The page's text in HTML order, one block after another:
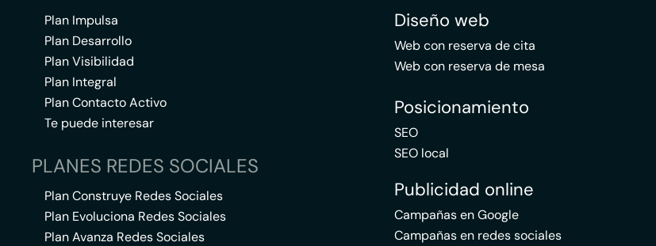
Plan Impulsa
Plan Desarrollo
Plan Visibilidad
Plan Integral
Plan Contacto Activo
Te puede interesar
PLANES REDES SOCIALES
Plan Construye Redes Sociales
Plan Evoluciona Redes Sociales
Plan Avanza Redes Sociales
Diseño web
Web con reserva de cita
Web con reserva de mesa
Posicionamiento
SEO
SEO local
Publicidad online
Campañas en Google
Campañas en redes sociales